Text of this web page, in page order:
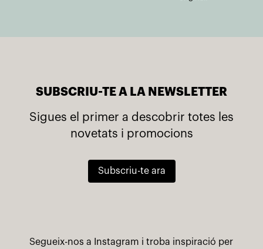
SUBSCRIU-TE A LA NEWSLETTER
Sigues el primer a descobrir totes les
novetats i promocions
Subscriu-te ara
Segueix-nos a Instagram i troba inspiració per